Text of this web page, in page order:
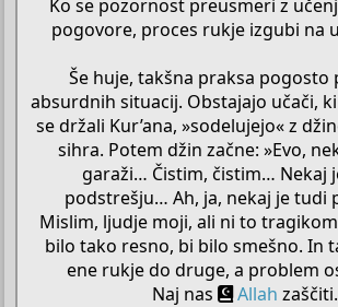
Ko se pozornost preusmeri z
pogovore, proces rukje izgubi na
Še huje, takšna praksa pogosto
absurdnih situacij. Obstajajo učači,
se držali Kur’ana, »sodelujejo« z
sihra. Potem džin začne: »Evo,
garaži… Čistim, čistim… Nekaj
podstrešju… Ah, ja, nekaj je tudi
Mislim, ljudje moji, ali ni to
bilo tako resno, bi bilo smešno. In
ene rukje do druge, a problem
Naj nas
Allah zaščiti.